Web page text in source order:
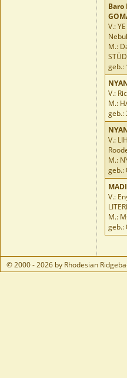
Baro
V.:
M.:
geb.:
V.:
M.:
geb.:
V.:
M.:
geb.:
V.:
M.:
geb.:
© 2000 - 2026 by Rhodesian